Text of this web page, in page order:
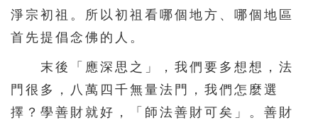
淨宗初祖。所以初祖看哪個地方、哪個地區
首先提倡念佛的人。
末後「應深思之」，我們要多想想，法
門很多，八萬四千無量法門，我們怎麼選
擇？學善財就好，「師法善財可矣」。善財